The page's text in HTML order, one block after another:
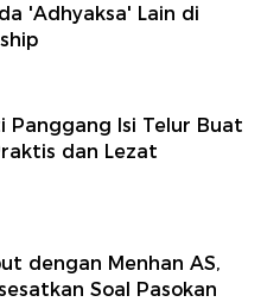
'Adhyaksa' Lain di
Panggang Isi Telur Buat
dan Lezat
dengan Menhan AS,
Soal Pasokan